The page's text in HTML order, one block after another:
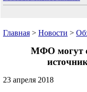
Главная > Новости >
МФО могут
23 апреля 2018